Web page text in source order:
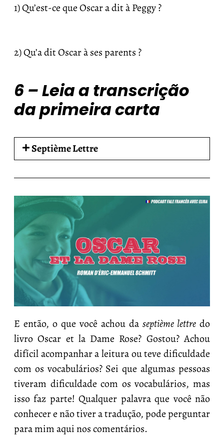
1) Qu’est-ce que Oscar a dit à Peggy ?
2) Qu’a dit Oscar à ses parents ?
6 – Leia a transcrição
da primeira carta
Septième Lettre
E então, o que você achou da septième lettre do
livro Oscar et la Dame Rose? Gostou? Achou
difícil acompanhar a leitura ou teve dificuldade
com os vocabulários? Sei que algumas pessoas
tiveram dificuldade com os vocabulários, mas
isso faz parte! Qualquer palavra que você não
conhecer e não tiver a tradução, pode perguntar
para mim aqui nos comentários.